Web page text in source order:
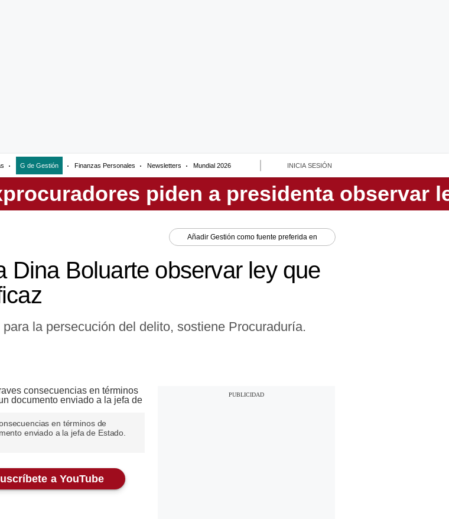
G de Gestión Finanzas Personales Newsletters Mundial 2026 INICIA SESIÓN
Añadir Gestión como fuente preferida en
Dina Boluarte observar ley que
la persecución del delito, sostiene Procuraduría.
en términos de
enviado a la jefa de Estado.
a YouTube